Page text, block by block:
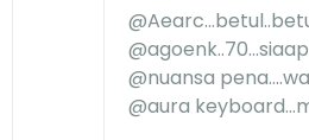
@nuansa
@aura